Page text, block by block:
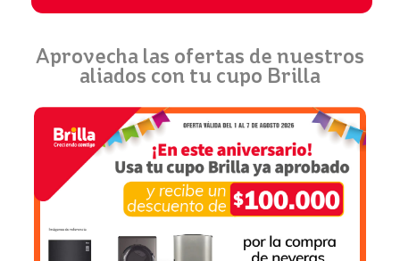
Aprovecha las ofertas de nuestros
aliados con tu cupo Brilla